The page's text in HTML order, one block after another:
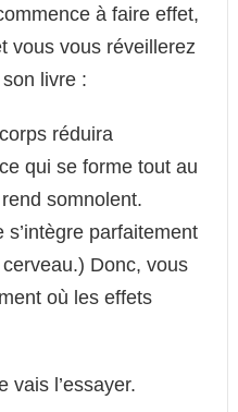
à faire effet,
vous vous réveillerez
livre :
réduira
qui se forme tout au
somnolent.
parfaitement
Donc, vous
où les effets
vais l’essayer.